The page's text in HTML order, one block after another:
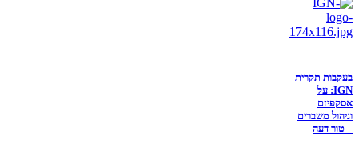
בעקבות תקרית
IGN: על
אסקפיזם
וניהול משברים
– טור דעה